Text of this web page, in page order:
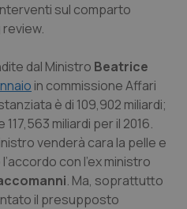
sul comparto
review.
dal Ministro Beatrice
in commissione Affari
è di 109,902 miliardi;
117,563 miliardi per il 2016.
venderà cara la pelle e
con l’ex ministro
. Ma, soprattutto
il presupposto